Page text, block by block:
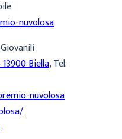
nuvolosa
Biella, Tel.
nuvolosa